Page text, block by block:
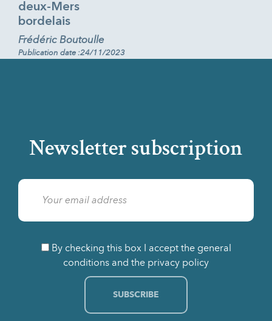
deux-Mers
bordelais
Frédéric Boutoulle
Publication date :24/11/2023
Newsletter subscription
By checking this box I accept the general
conditions and the privacy policy